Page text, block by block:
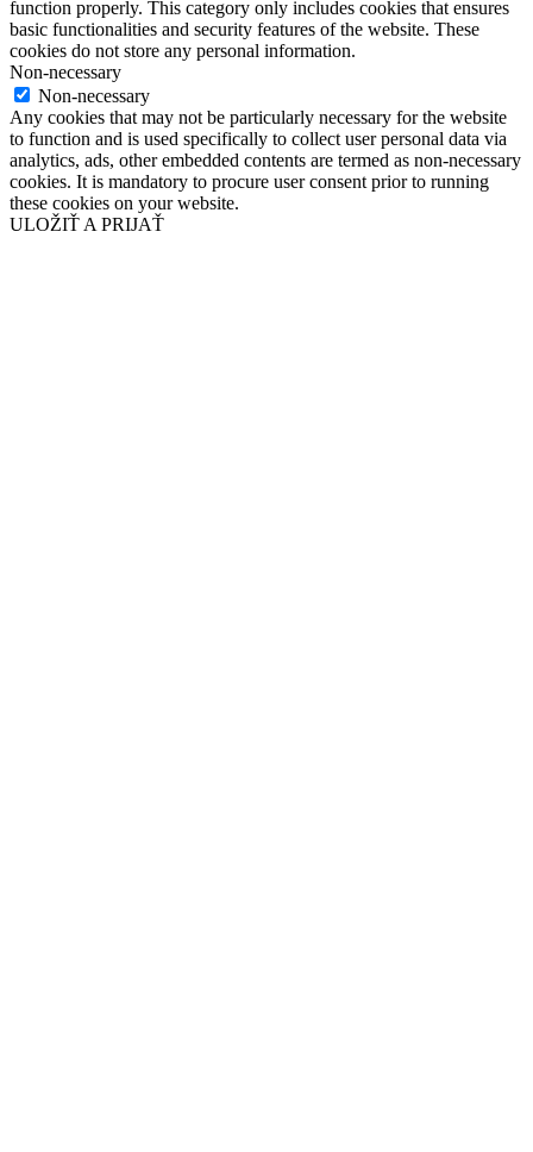
function properly. This category only includes cookies that ensures
basic functionalities and security features of the website. These
cookies do not store any personal information.
Non-necessary
Non-necessary
Any cookies that may not be particularly necessary for the website
to function and is used specifically to collect user personal data via
analytics, ads, other embedded contents are termed as non-necessary
cookies. It is mandatory to procure user consent prior to running
these cookies on your website.
ULOŽIŤ A PRIJAŤ